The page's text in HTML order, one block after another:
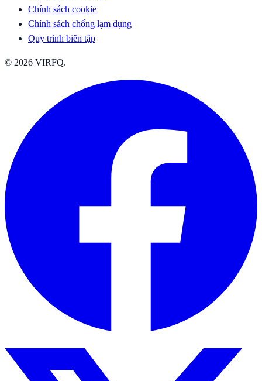
Chính sách cookie
Chính sách chống lạm dụng
Quy trình biên tập
© 2026 VIRFQ.